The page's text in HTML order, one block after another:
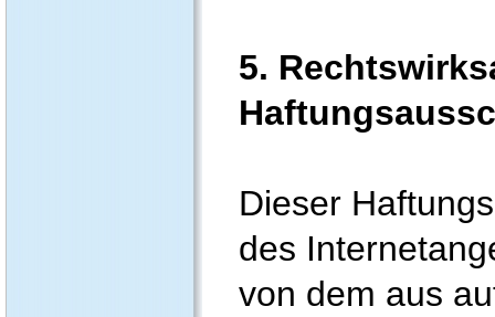
5.
Dieser
des
von dem aus